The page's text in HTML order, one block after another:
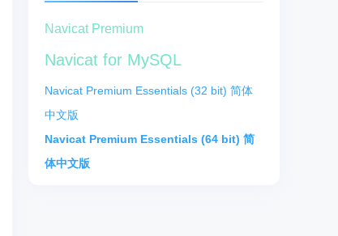
Navicat Premium
Navicat for MySQL
Navicat Premium Essentials (32 bit) 简体
中文版
Navicat Premium Essentials (64 bit) 简
体中文版